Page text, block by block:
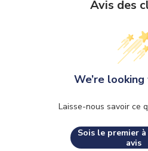
Avis des
We’re
Laisse-nous savoir ce
Sois le premier
avis